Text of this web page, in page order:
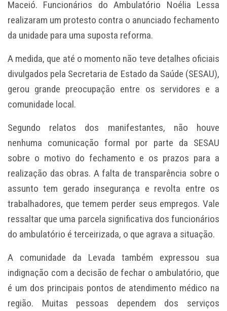
Maceió. Funcionários do Ambulatório Noélia Lessa
realizaram um protesto contra o anunciado fechamento
da unidade para uma suposta reforma.
A medida, que até o momento não teve detalhes oficiais
divulgados pela Secretaria de Estado da Saúde (SESAU),
gerou grande preocupação entre os servidores e a
comunidade local.
Segundo relatos dos manifestantes, não houve
nenhuma comunicação formal por parte da SESAU
sobre o motivo do fechamento e os prazos para a
realização das obras. A falta de transparência sobre o
assunto tem gerado insegurança e revolta entre os
trabalhadores, que temem perder seus empregos. Vale
ressaltar que uma parcela significativa dos funcionários
do ambulatório é terceirizada, o que agrava a situação.
A comunidade da Levada também expressou sua
indignação com a decisão de fechar o ambulatório, que
é um dos principais pontos de atendimento médico na
região. Muitas pessoas dependem dos serviços